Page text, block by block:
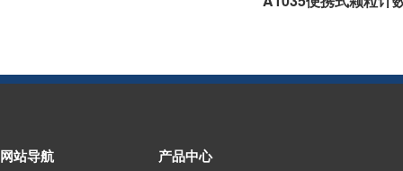
网站导航 产品中心